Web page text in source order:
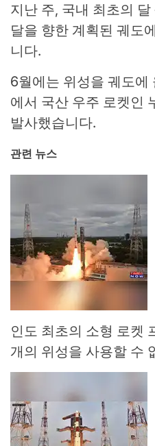
지난 주, 국내 최초의
달을 향한 계획된 궤도
니다.
6월에는 위성을 궤도에
에서 국산 우주 로켓인
발사했습니다.
관련 뉴스
인도 최초의 소형 로켓
개의 위성을 사용할 수